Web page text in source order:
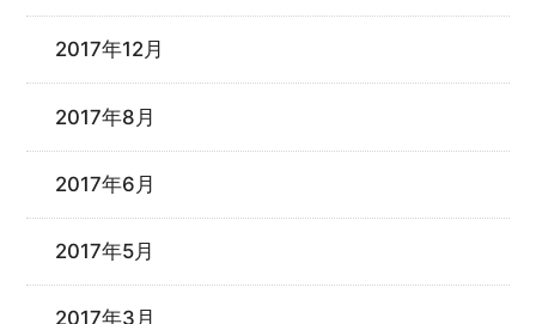
2017年12月
2017年8月
2017年6月
2017年5月
2017年3月